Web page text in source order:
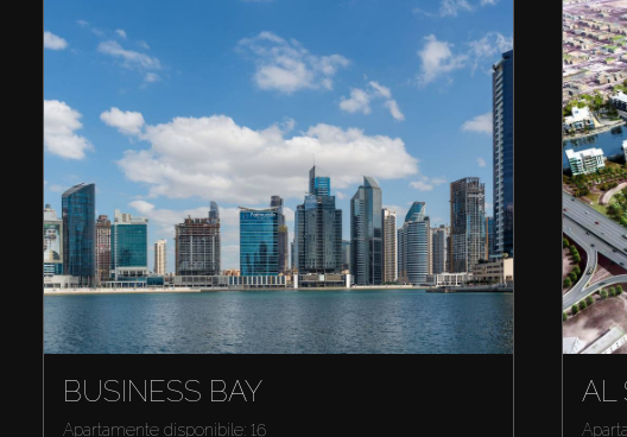
BUSINESS BAY
Apartamente disponibile: 16
AL